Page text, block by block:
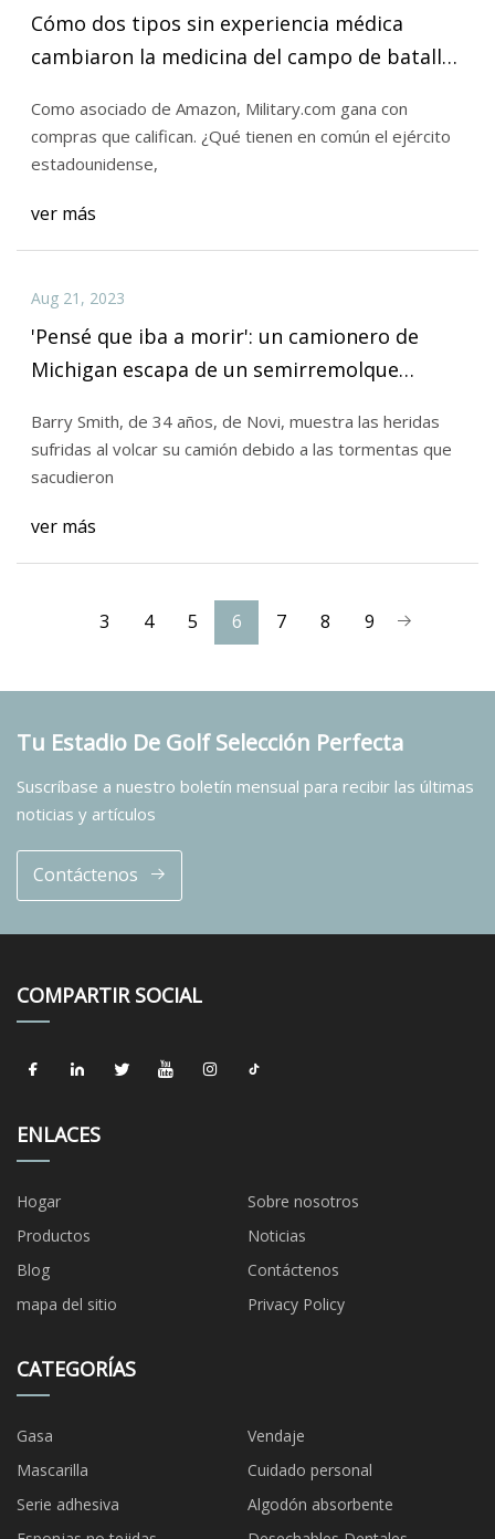
Cómo dos tipos sin experiencia médica
cambiaron la medicina del campo de batalla
Como asociado de Amazon, Military.com gana con
compras que califican. ¿Qué tienen en común el ejército
estadounidense,
ver más
Aug 21, 2023
'Pensé que iba a morir': un camionero de
Michigan escapa de un semirremolque
Barry Smith, de 34 años, de Novi, muestra las heridas
sufridas al volcar su camión debido a las tormentas que
sacudieron
ver más
3 4 5 6 7 8 9
Tu Estadio De Golf Selección Perfecta
Suscríbase a nuestro boletín mensual para recibir las últimas
noticias y artículos
Contáctenos
COMPARTIR SOCIAL
ENLACES
Hogar
Sobre nosotros
Productos
Noticias
Blog
Contáctenos
mapa del sitio
Privacy Policy
CATEGORÍAS
Gasa
Vendaje
Mascarilla
Cuidado personal
Serie adhesiva
Algodón absorbente